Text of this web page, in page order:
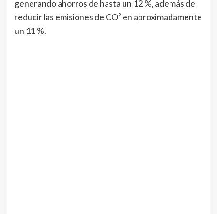
generando ahorros de hasta un 12 %, además de
reducir las emisiones de CO² en aproximadamente
un 11 %.